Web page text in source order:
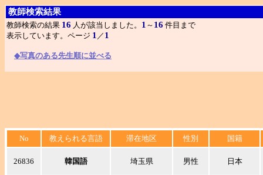
教師検索結果
教師検索の結果 16 人が該当しました。 1 ～ 16 件目まで
表示しています。ページ 1 ／ 1
◆写真のある先生順に並べる
No 教えられる言語 滞在地区 性別 国籍
26836 韓国語 埼玉県 男性 日本